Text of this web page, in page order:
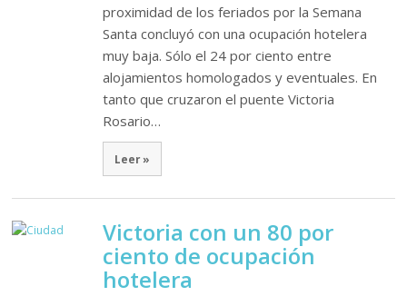
proximidad de los feriados por la Semana
Santa concluyó con una ocupación hotelera
muy baja. Sólo el 24 por ciento entre
alojamientos homologados y eventuales. En
tanto que cruzaron el puente Victoria
Rosario…
Leer »
Victoria con un 80 por
ciento de ocupación
hotelera